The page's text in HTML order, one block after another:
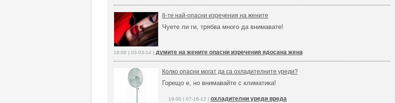
8-те най-опасни изречения на жените
Чуете ли ги, трябва много да внимавате!
19:00 | 03-03-14 | думите на жените опасни изречения ядосана жена
Колко опасни могат да са охладителните уреди?
Горещо е, но внимавайте с климатика!
19:00 | 07-16-12 | охладителни уреди вреда